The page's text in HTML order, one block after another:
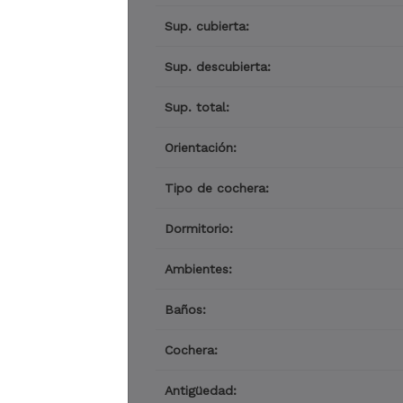
Sup. cubierta:
Sup. descubierta:
Sup. total:
Orientación:
Tipo de cochera:
Dormitorio:
Ambientes:
Baños:
Cochera:
Antigüedad: